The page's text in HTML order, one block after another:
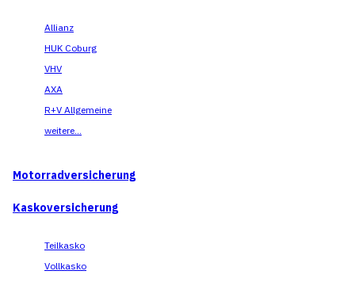
Allianz
HUK Coburg
VHV
AXA
R+V Allgemeine
weitere...
Motorradversicherung
Kaskoversicherung
Teilkasko
Vollkasko